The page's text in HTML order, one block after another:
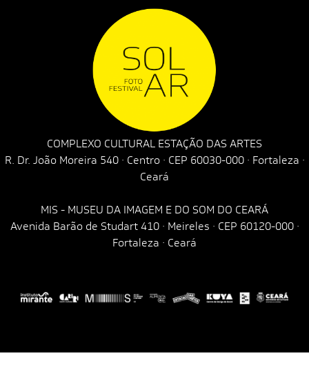
COMPLEXO CULTURAL ESTAÇÃO DAS ARTES
R. Dr. João Moreira 540 · Centro · CEP 60030-000 · Fortaleza ·
Ceará
MIS - MUSEU DA IMAGEM E DO SOM DO CEARÁ
Avenida Barão de Studart 410 · Meireles · CEP 60120-000 ·
Fortaleza · Ceará